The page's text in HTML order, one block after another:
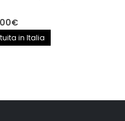
€Il
prezzo
attuale
in Italia